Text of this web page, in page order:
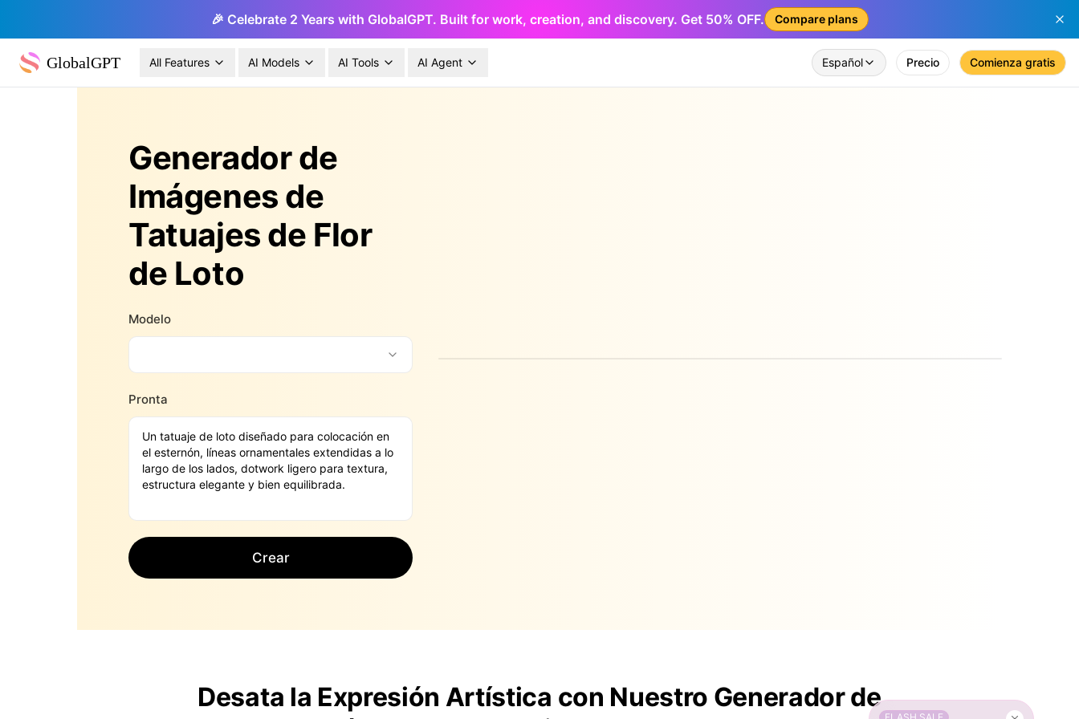
🎉 Celebrate 2 Years with GlobalGPT. Built for work, creation, and discovery. Get 50% OFF. Compare plans
GlobalGPT All Features AI Models AI Tools AI Agent Español Precio Comienza gratis
Generador de
Imágenes de
Tatuajes de Flor
de Loto
Modelo
Pronta
Crear
Desata la Expresión Artística con Nuestro Generador de